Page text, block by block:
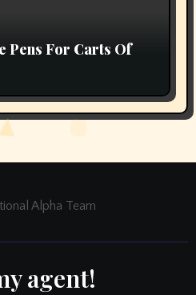
Pens For Carts Of
Alpha Team
agent!